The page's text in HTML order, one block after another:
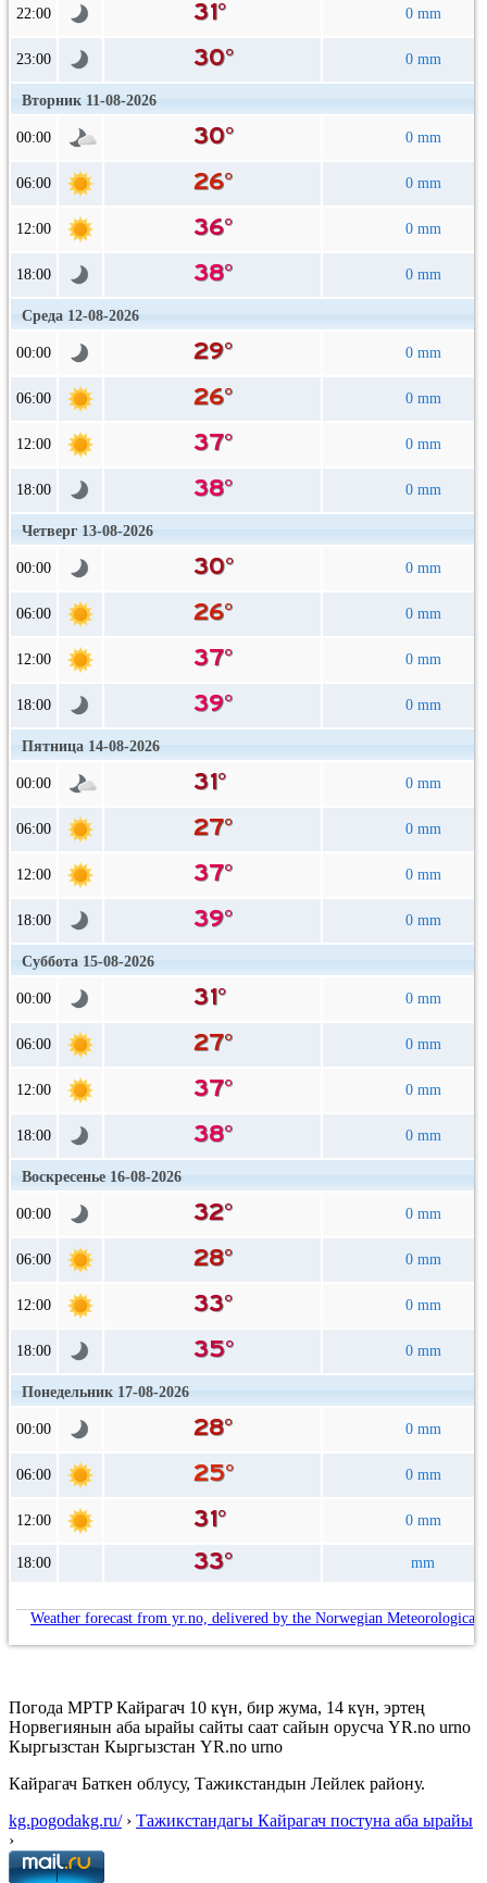
22:00 0 mm
23:00 0 mm
Вторник 11-08-2026
00:00 0 mm
06:00 0 mm
12:00 0 mm
18:00 0 mm
Среда 12-08-2026
00:00 0 mm
06:00 0 mm
12:00 0 mm
18:00 0 mm
Четверг 13-08-2026
00:00 0 mm
06:00 0 mm
12:00 0 mm
18:00 0 mm
Пятница 14-08-2026
00:00 0 mm
06:00 0 mm
12:00 0 mm
18:00 0 mm
Суббота 15-08-2026
00:00 0 mm
06:00 0 mm
12:00 0 mm
18:00 0 mm
Воскресенье 16-08-2026
00:00 0 mm
06:00 0 mm
12:00 0 mm
18:00 0 mm
Понедельник 17-08-2026
00:00 0 mm
06:00 0 mm
12:00 0 mm
18:00 mm
Weather forecast from yr.no, delivered by the Norwegian Meteorological
Погода MPTP Кайрагач 10 күн, бир жума, 14 күн, эртең
Норвегиянын аба ырайы сайты саат сайын орусча YR.no urno
Кыргызстан Кыргызстан YR.no urno
Кайрагач Баткен облусу, Тажикстандын Лейлек району.
kg.pogodakg.ru/› Тажикстандагы Кайрагач постуна аба ырайы
›